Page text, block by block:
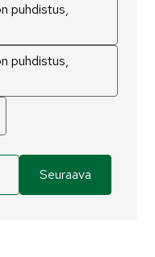
puhdistus,
puhdistus,
Seuraava